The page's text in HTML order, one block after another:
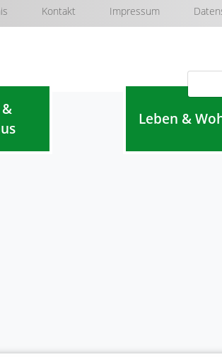
Kontakt Impressum
Leben &